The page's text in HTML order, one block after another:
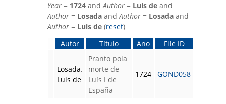
Year = 1724 andAuthor = Luis de and
Author = Losada andAuthor = Losada and
Author = Luis de (reset)
Autor
Título Ano File ID
Losada,
Luis de
Pranto pola
morte de
Luís I de
España
1724 GOND058